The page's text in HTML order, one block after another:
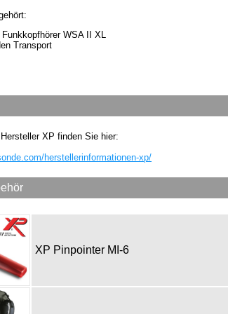
WSA II XL
Transport
XP finden Sie hier:
herstellerinformationen-xp/
XP Pinpointer MI-6